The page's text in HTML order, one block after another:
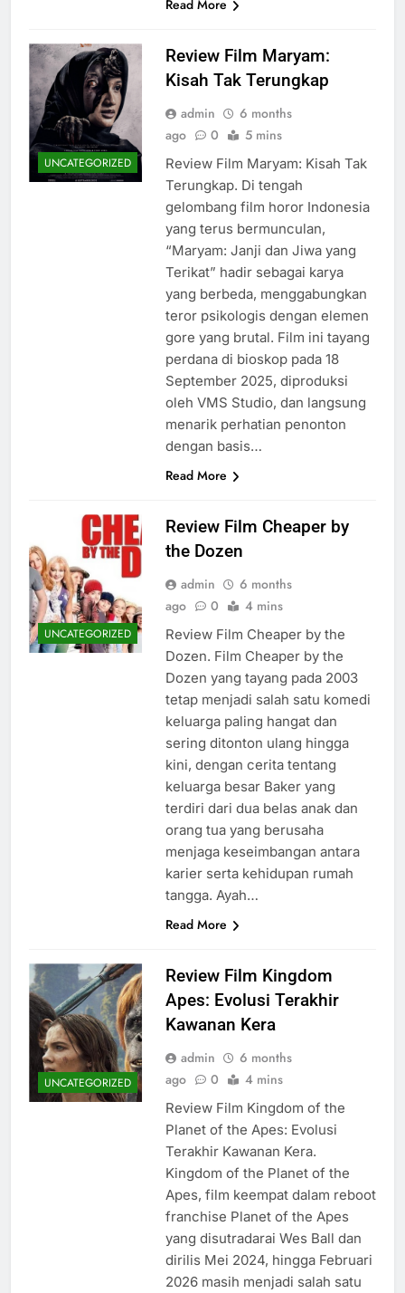
Read More
UNCATEGORIZED
Review Film Maryam:
Kisah Tak Terungkap
admin
6 months
ago
0 5 mins
Review Film Maryam: Kisah Tak
Terungkap. Di tengah
gelombang film horor Indonesia
yang terus bermunculan,
“Maryam: Janji dan Jiwa yang
Terikat” hadir sebagai karya
yang berbeda, menggabungkan
teror psikologis dengan elemen
gore yang brutal. Film ini tayang
perdana di bioskop pada 18
September 2025, diproduksi
oleh VMS Studio, dan langsung
menarik perhatian penonton
dengan basis…
Read More
UNCATEGORIZED
Review Film Cheaper by
the Dozen
admin
6 months
ago
0 4 mins
Review Film Cheaper by the
Dozen. Film Cheaper by the
Dozen yang tayang pada 2003
tetap menjadi salah satu komedi
keluarga paling hangat dan
sering ditonton ulang hingga
kini, dengan cerita tentang
keluarga besar Baker yang
terdiri dari dua belas anak dan
orang tua yang berusaha
menjaga keseimbangan antara
karier serta kehidupan rumah
tangga. Ayah…
Read More
UNCATEGORIZED
Review Film Kingdom
Apes: Evolusi Terakhir
Kawanan Kera
admin
6 months
ago
0 4 mins
Review Film Kingdom of the
Planet of the Apes: Evolusi
Terakhir Kawanan Kera.
Kingdom of the Planet of the
Apes, film keempat dalam reboot
franchise Planet of the Apes
yang disutradarai Wes Ball dan
dirilis Mei 2024, hingga Februari
2026 masih menjadi salah satu